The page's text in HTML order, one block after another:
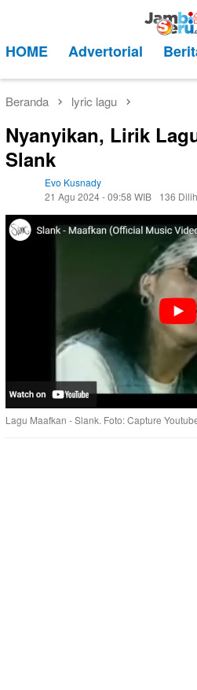
kontenMobile
HOME Advertorial
Beranda lyric lagu
Nyanyikan, Lirik
Slank
Evo Kusnady
21 Agu 2024 - 09:58 WIB
136
Lagu Maafkan - Slank. Foto: Capture